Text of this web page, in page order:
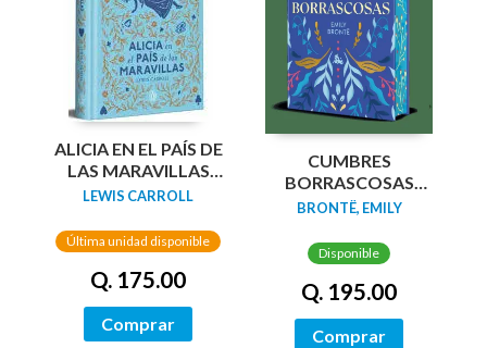
ALICIA EN EL PAÍS DE
LAS MARAVILLAS
(EDICIÓN LIMITADA
PINTADOS)
LEWIS CARROLL
Última unidad disponible
Q. 175.00
Comprar
CUMBRES
BORRASCOSAS
(EDICION LIMITADA
TINTADOS)
BRONTË, EMILY
Disponible
Q. 195.00
Comprar